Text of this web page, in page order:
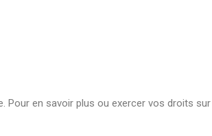
en savoir plus ou exercer vos droits